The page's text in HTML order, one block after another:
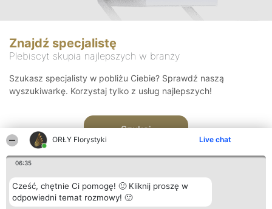
ORŁY Florystyki Live chat
06:35
Cześć, chętnie Ci pomogę! 🙂 Kliknij proszę w
odpowiedni temat rozmowy! 🙂
Znajdź specjalistę
Plebiscyt skupia najlepszych w branży
Szukasz specjalisty w pobliżu Ciebie? Sprawdź naszą
wyszukiwarkę. Korzystaj tylko z usług najlepszych!
Szukaj